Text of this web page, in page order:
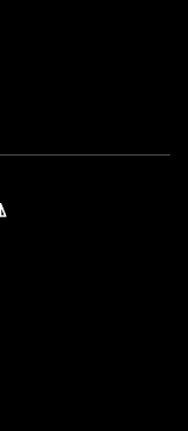
nowym oknie